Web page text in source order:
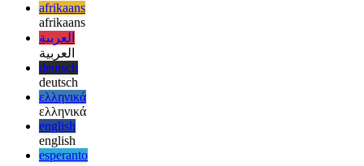
  );
afrikaans
afrikaans
العربية
العربية
deutsch
deutsch
ελληνικά
ελληνικά